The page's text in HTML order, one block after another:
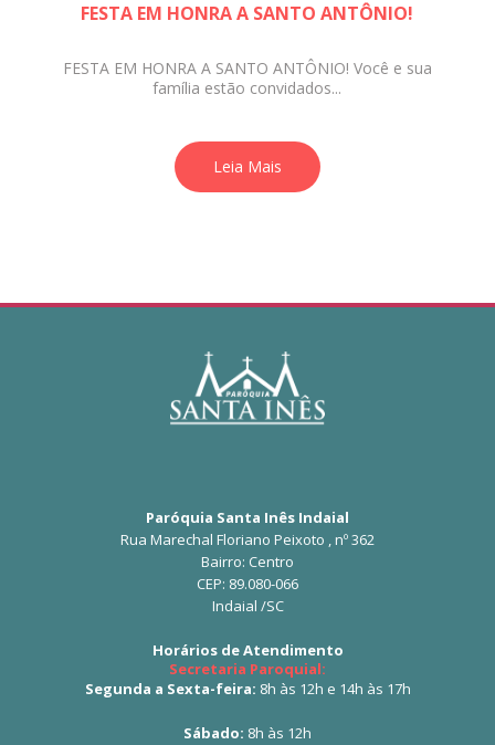
FESTA EM HONRA A SANTO ANTÔNIO!
FESTA EM HONRA A SANTO ANTÔNIO! Você e sua
família estão convidados...
Leia Mais
Paróquia Santa Inês Indaial
Rua Marechal Floriano Peixoto , nº 362
Bairro: Centro
CEP: 89.080-066
Indaial /SC
Horários de Atendimento
Secretaria Paroquial:
Segunda a Sexta-feira: 8h às 12h e 14h às 17h
Sábado: 8h às 12h